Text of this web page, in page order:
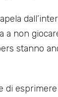
non
stanno
di